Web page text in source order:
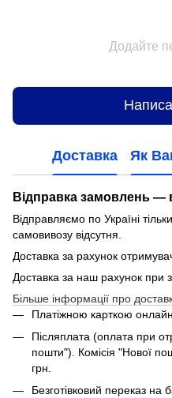
Додайте
Доставка Як
Відправка замовлень —
Відправляємо по Україні
самовивозу відсутня.
Доставка за рахунок
Доставка за наш рахунок при
Більше інформації про
Платіжною карткою онлайн.
Післяплата (оплата при
пошти"). Комісія "Нової
грн.
Безготівковий переказ на